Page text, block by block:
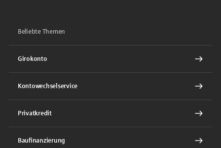
Beliebte Themen
Girokonto
Kontowechselservice
Privatkredit
Baufinanzierung